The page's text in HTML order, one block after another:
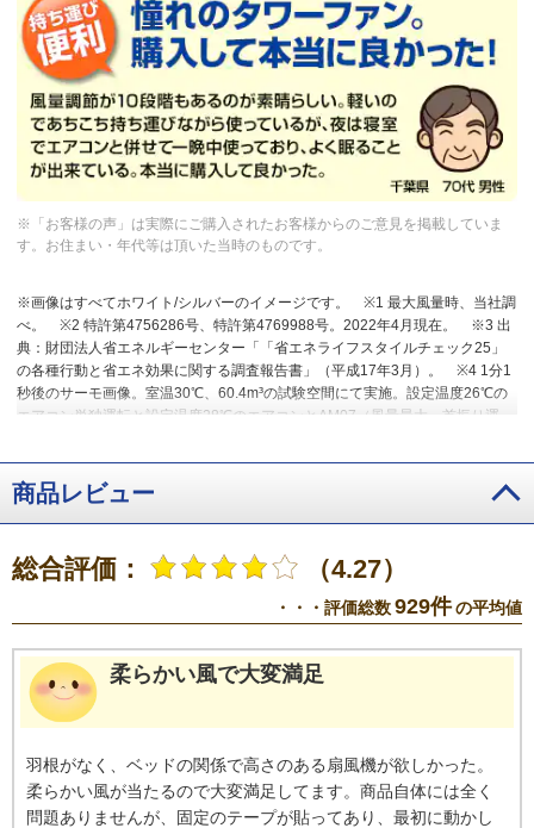
※「お客様の声」は実際にご購入されたお客様からのご意見を掲載していま
す。お住まい・年代等は頂いた当時のものです。
※画像はすべてホワイト/シルバーのイメージです。
※1 最大風量時、当社調
べ。
※2 特許第4756286号、特許第4769988号。2022年4月現在。
※3 出
典：財団法人省エネルギーセンター「「省エネライフスタイルチェック25」
の各種行動と省エネ効果に関する調査報告書」（平成17年3月）。
※4 1分1
秒後のサーモ画像。室温30℃、60.4m³の試験空間にて実施。設定温度26℃の
エアコン単独運転と設定温度28℃のエアコンとAM07（風量最大、首振り運
て実施。設定温度26℃のエアコン単独運転と設定温度28℃のエアコンと
AM07（風量最大、首振り運転）併用運転。
円/kWh（税込）をもとにジャパネットで算出。風量最小（風量1）で首振りオ
フの場合約0.2円/h、風量最大（風量10）で首振りオフの場合約1.7円/h。
※7 閉鎖された実験設備における試験結果によるもので、実使用空間での効果
を示すものではありません。試験方法：温度20℃・相対湿度50％の19m³試験
空間で①本製品を涼風モード（最大風量、首振り90度）で洗濯物に直風が当
たるように設置②同じ試験空間で直風が当たらないよう調整し洗濯物を設
を使用した方が3倍速く乾いた。
商品レビュー
総合評価： （4.27）
・・・評価総数929件の平均値
柔らかい風で大変満足
羽根がなく、ベッドの関係で高さのある扇風機が欲しかった。
柔らかい風が当たるので大変満足してます。商品自体には全く
問題ありませんが、固定のテープが貼ってあり、最初に動かし